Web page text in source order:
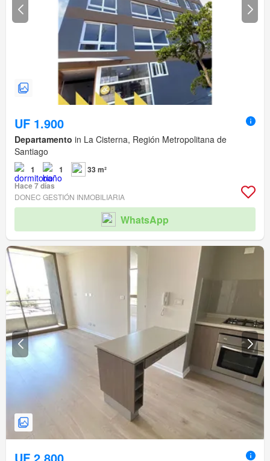
UF 1.900
Departamento in La Cisterna, Región Metropolitana de
Santiago
1 1
33 m²
Hace 7 días
DONEC GESTIÓN INMOBILIARIA
WhatsApp